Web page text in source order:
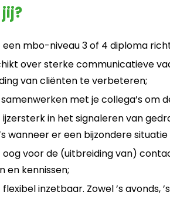
mbo-niveau 3 of 4 diploma
over sterke communicatieve
van cliënten te verbeteren;
met je collega’s om
in het signaleren van
wanneer er een bijzondere situatie
voor de (uitbreiding van)
en kennissen;
inzetbaar. Zowel ’s avonds,